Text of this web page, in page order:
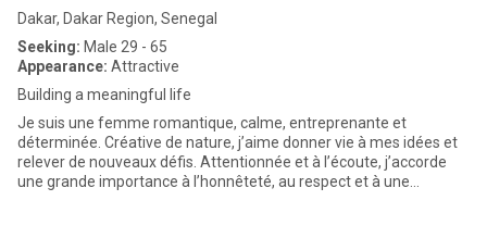
Dakar, Dakar Region, Senegal
Seeking: Male 29 - 65
Appearance: Attractive
Building a meaningful life
Je suis une femme romantique, calme, entreprenante et
déterminée. Créative de nature, j’aime donner vie à mes idées et
relever de nouveaux défis. Attentionnée et à l’écoute, j’accorde
une grande importance à l’honnêteté, au respect et à une